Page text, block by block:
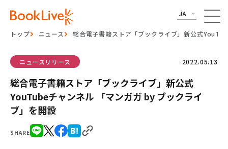
JA
トップ ニュース 総合電子書籍ストア「ブックライブ」新公式
SHARE
ニュースリリース 2022.05.13
総合電子書籍ストア「ブックライブ」新公式
YouTubeチャンネル 「マンガガ by ブックライ
ブ」を開設